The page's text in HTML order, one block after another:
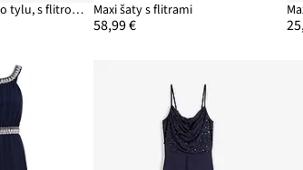
Maxi šaty z jemného tylu, s flitrovanou výšivkou Maxi šaty s flitrami
58,99 €